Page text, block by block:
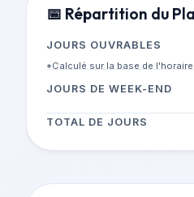
📅 Répartition du
JOURS OUVRABLES
*Calculé sur la base de
JOURS DE WEEK-END
TOTAL DE JOURS